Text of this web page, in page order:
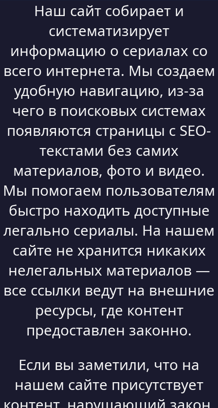
Наш сайт собирает и
систематизирует
информацию о сериалах со
всего интернета. Мы создаем
удобную навигацию, из-за
чего в поисковых системах
появляются страницы с SEO-
текстами без самих
материалов, фото и видео.
Мы помогаем пользователям
быстро находить доступные
легально сериалы. На нашем
сайте не хранится никаких
нелегальных материалов —
все ссылки ведут на внешние
ресурсы, где контент
предоставлен законно.
Если вы заметили, что на
нашем сайте присутствует